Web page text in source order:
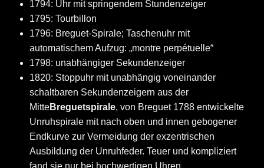
1794: Uhr mit springendem Stundenzeiger
1795: Tourbillon
1796: Breguet-Spirale; Taschenuhr mit
automatischem Aufzug: „montre perpétuelle“
1798: unabhängiger Sekundenzeiger
1820: Stoppuhr mit unabhängig voneinander
schaltbaren Sekundenzeigern aus der
MitteBreguetspirale, von Breguet 1788 entwickelte
Unruhspirale mit nach oben und innen gebogener
Endkurve zur Vermeidung der exzentrischen
Ausbildung der Unruhfeder. Teuer und kompliziert
fand sie nur bei hochwertigen Uhren